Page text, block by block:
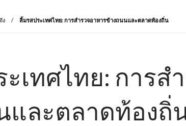
ง ลิ้มรสประเทศไทย: การสำรวจอาหารข้างถนนและตลาดท้องถิ่น
เทศไทย: การส
และตลาดท้องถิ่